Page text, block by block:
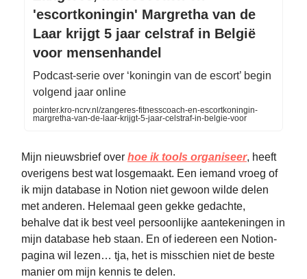
'escortkoningin' Margretha van de
Laar krijgt 5 jaar celstraf in België
voor mensenhandel
Podcast-serie over ‘koningin van de escort’ begin
volgend jaar online
pointer.kro-ncrv.nl/zangeres-fitnesscoach-en-escortkoningin-
margretha-van-de-laar-krijgt-5-jaar-celstraf-in-belgie-voor
Mijn nieuwsbrief over hoe ik tools organiseer, heeft
overigens best wat losgemaakt. Een iemand vroeg of
ik mijn database in Notion niet gewoon wilde delen
met anderen. Helemaal geen gekke gedachte,
behalve dat ik best veel persoonlijke aantekeningen in
mijn database heb staan. En of iedereen een Notion-
pagina wil lezen… tja, het is misschien niet de beste
manier om mijn kennis te delen.